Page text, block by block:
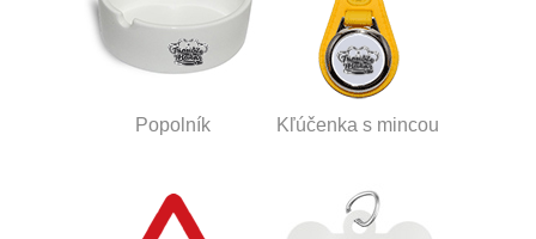
Popolník Kľúčenka s mincou